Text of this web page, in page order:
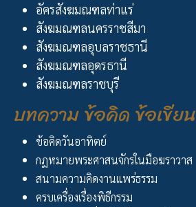
อัครสังฆมณฑลท่าแร่
สังฆมณฑลนครราชสีมา
สังฆมณฑลอุบลราชธานี
สังฆมณฑลอุดรธานี
สังฆมณฑลราชบุรี
บทความ ข้อคิด ข้อเขียน
ข้อคิดวันอาทิตย์
กฏหมายพระศาสนจักรในมือฆราวาส
สนามความคิดงานแพร่ธรรม
ครบเครื่องเรื่องพิธีกรรม